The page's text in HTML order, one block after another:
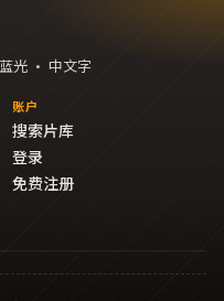
光 · 中文字
账户
搜索片库
登录
免费注册